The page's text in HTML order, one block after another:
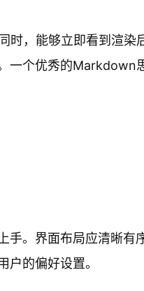
时，能够立即看到渲染
一个优秀的Markdown
手。界面布局应清晰有
的偏好设置。